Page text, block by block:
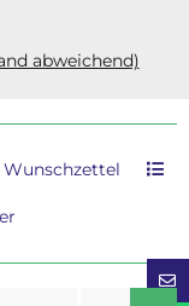
abweichend)
Wunschzettel